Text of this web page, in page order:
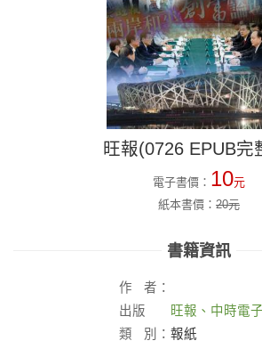
旺報(0726 EPUB完
電子書價： 10元
紙本書價： 20元
書籍資訊
作
者：
出版
社：
旺報、中時電
類
別： 報紙